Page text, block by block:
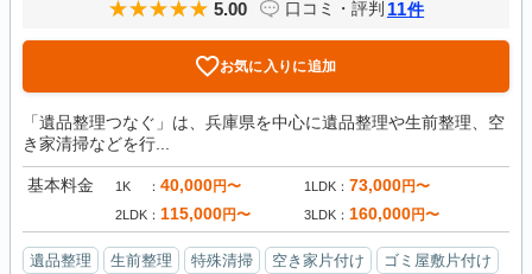
5.00 口コミ・評判 11件
お気に入りに追加
「遺品整理つなぐ」は、兵庫県を中心に遺品整理や生前整理、空
き家清掃などを行...
基本料金 1K 40,000円〜 1LDK 73,000円〜
2LDK 115,000円〜 3LDK 160,000円〜
遺品整理 生前整理 特殊清掃 空き家片付け
ゴミ屋敷片付け